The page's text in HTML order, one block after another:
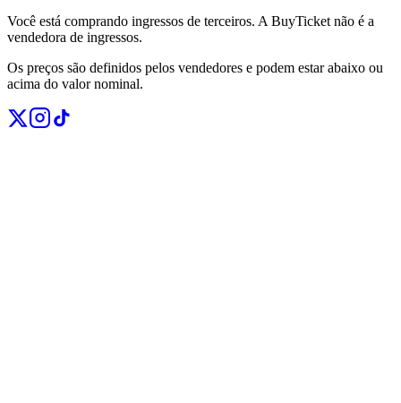
Você está comprando ingressos de terceiros. A BuyTicket não é a
vendedora de ingressos.
Os preços são definidos pelos vendedores e podem estar abaixo ou
acima do valor nominal.